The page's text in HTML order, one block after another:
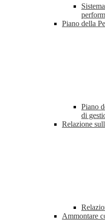
Piano della
Piano
di
Relazione
Ammontare